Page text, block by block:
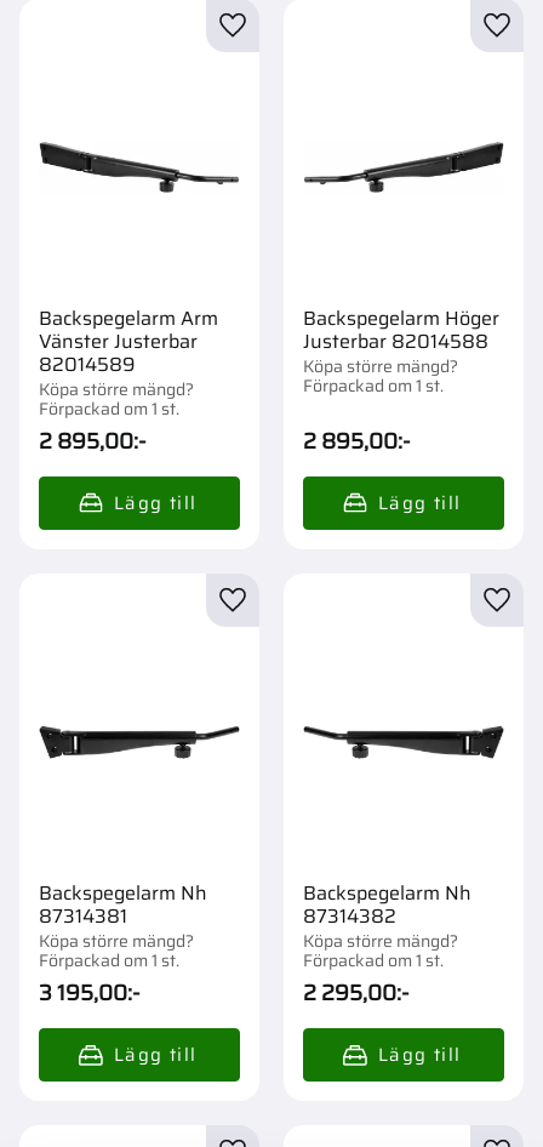
Backspegelarm Arm
Vänster Justerbar
82014589
Köpa större mängd?
Förpackad om 1 st.
2 895,00:-
Lägg till i favoriter
Backspegelarm Höger
Justerbar 82014588
Köpa större mängd?
Förpackad om 1 st.
2 895,00:-
Backspegelarm Nh
87314381
Köpa större mängd?
Förpackad om 1 st.
3 195,00:-
Lägg till i favoriter
Backspegelarm Nh
87314382
Köpa större mängd?
Förpackad om 1 st.
2 295,00:-